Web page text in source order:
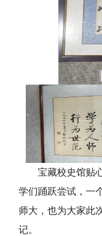
宝藏校史馆贴
学们踊跃尝试，一
师大 ，也为大家此
记。